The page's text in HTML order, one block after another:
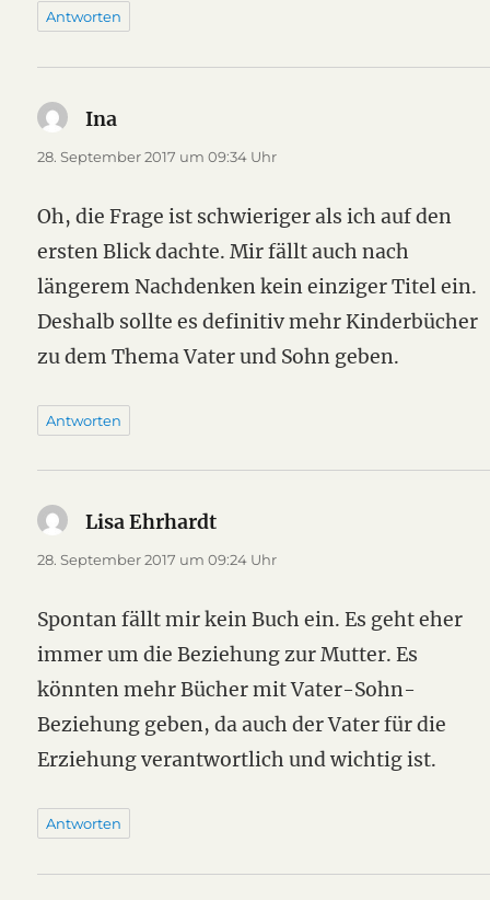
Antworten
Inasagt:
28. September 2017 um 09:34 Uhr
Oh, die Frage ist schwieriger als ich auf den
ersten Blick dachte. Mir fällt auch nach
längerem Nachdenken kein einziger Titel ein.
Deshalb sollte es definitiv mehr Kinderbücher
zu dem Thema Vater und Sohn geben.
Antworten
Lisa Ehrhardtsagt:
28. September 2017 um 09:24 Uhr
Spontan fällt mir kein Buch ein. Es geht eher
immer um die Beziehung zur Mutter. Es
könnten mehr Bücher mit Vater-Sohn-
Beziehung geben, da auch der Vater für die
Erziehung verantwortlich und wichtig ist.
Antworten